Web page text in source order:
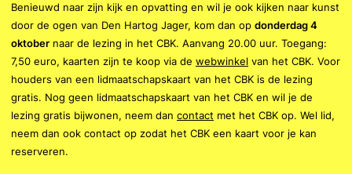
Benieuwd naar zijn kijk en opvatting en wil je ook kijken naar kunst
door de ogen van Den Hartog Jager, kom dan op donderdag 4
oktober naar de lezing in het CBK. Aanvang 20.00 uur. Toegang:
7,50 euro, kaarten zijn te koop via de webwinkel van het CBK. Voor
houders van een lidmaatschapskaart van het CBK is de lezing
gratis. Nog geen lidmaatschapskaart van het CBK en wil je de
lezing gratis bijwonen, neem dan contact met het CBK op. Wel lid,
neem dan ook contact op zodat het CBK een kaart voor je kan
reserveren.